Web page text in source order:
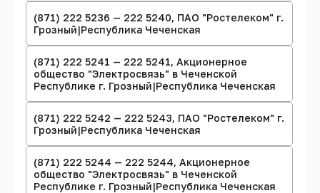
(871) 222 5236 — 222 5240, ПАО "Ростелеком" г.
Грозный|Республика Чеченская
(871) 222 5241 — 222 5241, Акционерное
общество "Электросвязь" в Чеченской
Республике г. Грозный|Республика Чеченская
(871) 222 5242 — 222 5243, ПАО "Ростелеком" г.
Грозный|Республика Чеченская
(871) 222 5244 — 222 5244, Акционерное
общество "Электросвязь" в Чеченской
Республике г. Грозный|Республика Чеченская